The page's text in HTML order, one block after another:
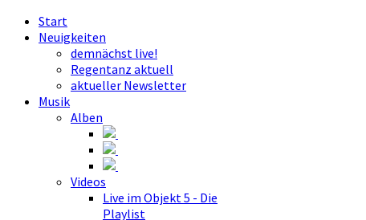
Start
Neuigkeiten
demnächst live!
Regentanz aktuell
aktueller Newsletter
Musik
Alben
Videos
Live im Objekt 5 - Die
Playlist